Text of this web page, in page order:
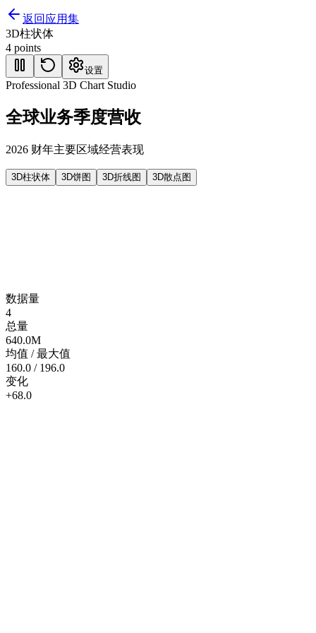
返回应用集
3D柱状体
4 points
设置
Professional 3D Chart Studio
全球业务季度营收
2026 财年主要区域经营表现
3D柱状体 3D饼图 3D折线图 3D散点图
数据量
4
总量
640.0M
均值 / 最大值
160.0 / 196.0
变化
+68.0